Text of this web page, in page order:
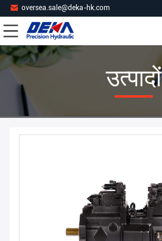
oversea.sale@deka-hk.com
उत्पादों